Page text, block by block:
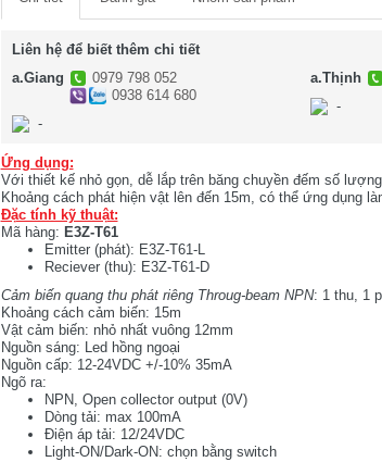
Liên hệ để biết thêm chi tiết
a.Giang
0979 798 052
0938 614 680
-
a.Thịnh
-
Ứng dụng:
Với thiết kế nhỏ gọn, dễ lắp trên băng chuyền đếm số
Khoảng cách phát hiện vật lên đến 15m, có thể ứng dụng
Đặc tính kỹ thuật:
Mã hàng: E3Z-T61
Emitter (phát): E3Z-T61-L
Reciever (thu): E3Z-T61-D
Cảm biến quang thu phát riêng Throug-beam NPN: 1 thu, 1
Khoảng cách cảm biến: 15m
Vật cảm biến: nhỏ nhất vuông 12mm
Nguồn sáng: Led hồng ngoại
Nguồn cấp: 12-24VDC +/-10% 35mA
Ngõ ra:
NPN, Open collector output (0V)
Dòng tải: max 100mA
Điện áp tải: 12/24VDC
Light-ON/Dark-ON: chọn bằng switch